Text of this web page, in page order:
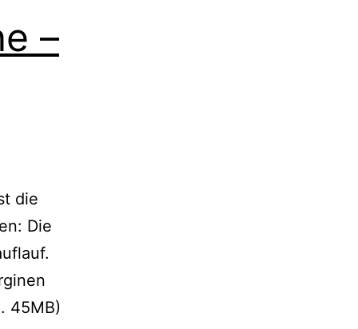
–
die
Die
45MB)